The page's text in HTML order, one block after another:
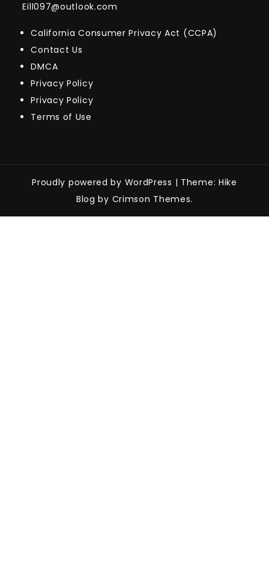
Eill097@outlook.com
California Consumer Privacy Act (CCPA)
Contact Us
DMCA
Privacy Policy
Privacy Policy
Terms of Use
Proudly powered by WordPress | Theme: Hike
Blog by Crimson Themes.